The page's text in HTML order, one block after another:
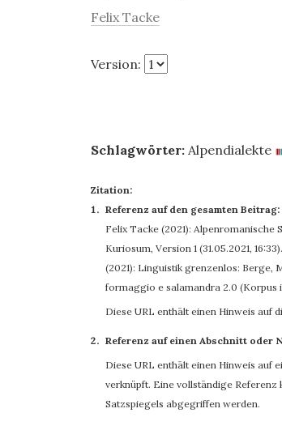
Felix Tacke
Version:
Schlagwörter: Alpendialekte
Zitation:
Referenz auf den gesamten Beitrag:
Felix Tacke (2021): Alpenromanische
Kuriosum, Version 1 (31.05.2021,
(2021): Linguistik grenzenlos: Berge,
formaggio e salamandra 2.0 (Korpus
Diese URL enthält einen Hinweis auf
Referenz auf einen Abschnitt oder
Diese URL enthält einen Hinweis auf
verknüpft. Eine vollständige Referenz
Satzspiegels abgegriffen werden.